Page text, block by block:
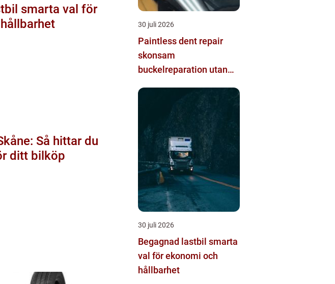
för
Så hittar du
ditt bilköp
30 juli 2026
Paintless dent repair
skonsam
buckelreparation utan
30 juli 2026
Begagnad lastbil smarta
val för ekonomi och
hållbarhet